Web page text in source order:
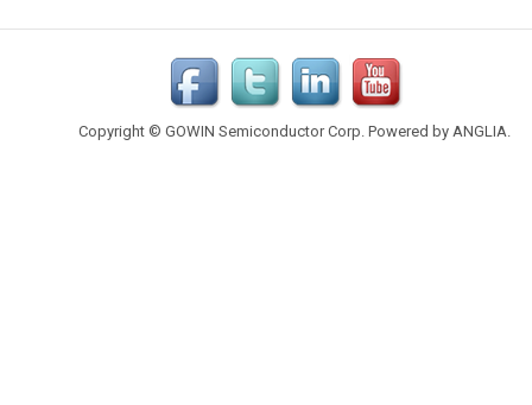
Copyright © GOWIN Semiconductor Corp. Powered by ANGLIA.